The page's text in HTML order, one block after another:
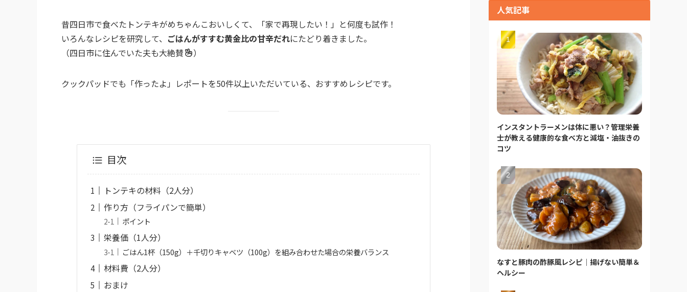
昔四日市で食べたトンテキがめちゃんこおいしくて、「家で再現したい！」と何度も試作！
いろんなレシピを研究して、 ごはんがすすむ黄金比の甘辛だれにたどり着きました。
（四日市に住んでいた夫も大絶賛
）
クックパッドでも「作ったよ」レポートを50件以上いただいている、おすすめレシピです。
目次
トンテキの材料（2人分）
作り方（フライパンで簡単）
ポイント
栄養価（1人分）
ごはん1杯（150g）＋千切りキャベツ（100g）を組み合わせた場合の栄養バランス
材料費（2人分）
おまけ
人気記事
インスタントラーメンは体に悪い？管理栄養
士が教える健康的な食べ方と減塩・油抜きの
コツ
なすと豚肉の酢豚風レシピ｜揚げない簡単＆
ヘルシー